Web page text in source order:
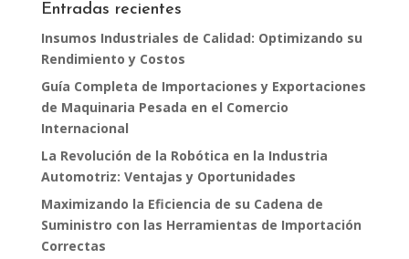
Entradas recientes
Insumos Industriales de Calidad: Optimizando su
Rendimiento y Costos
Guía Completa de Importaciones y Exportaciones
de Maquinaria Pesada en el Comercio
Internacional
La Revolución de la Robótica en la Industria
Automotriz: Ventajas y Oportunidades
Maximizando la Eficiencia de su Cadena de
Suministro con las Herramientas de Importación
Correctas